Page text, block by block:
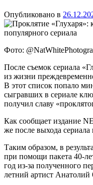
Опубликовано в
Фото:
После съемок сериала
из жизни
В этот список попало
сыгравших в сериале
получил славу
Как сообщает издание
же после выхода сериала
Таким образом, в
при помощи пакета 40-
год из-за полученного
летний артист Анатолий